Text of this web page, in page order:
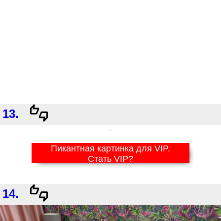
13.
Пикантная картинка для VIP.
Стать VIP?
14.